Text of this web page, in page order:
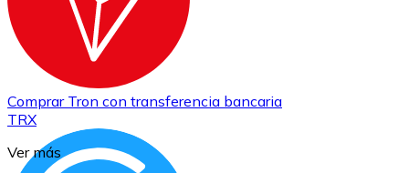
Comprar Tron con transferencia bancaria
TRX
Ver más